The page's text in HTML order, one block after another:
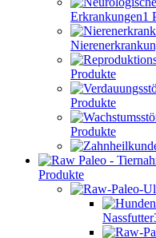
Erkrankungen1
Produkte
Produkte
Produkte
Produkte
Nassfutter